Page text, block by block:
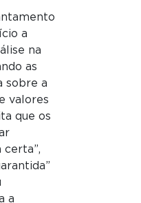
a
na
as
sobre a
valores
que os
certa”,
a